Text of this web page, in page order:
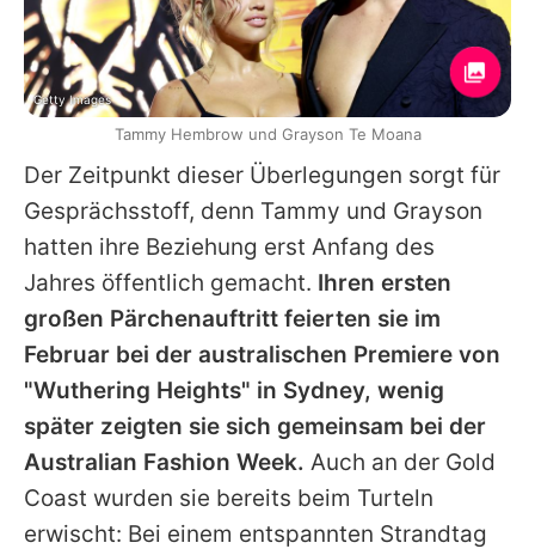
Der Zeitpunkt dieser Überlegungen sorgt für
Gesprächsstoff, denn Tammy und Grayson
hatten ihre Beziehung erst Anfang des
Jahres öffentlich gemacht. Ihren ersten
großen Pärchenauftritt feierten sie im
Februar bei der australischen Premiere von
"Wuthering Heights" in Sydney, wenig
später zeigten sie sich gemeinsam bei der
Australian Fashion Week. Auch an der Gold
Coast wurden sie bereits beim Turteln
erwischt: Bei einem entspannten Strandtag
Getty Images
Tammy Hembrow und Grayson Te Moana